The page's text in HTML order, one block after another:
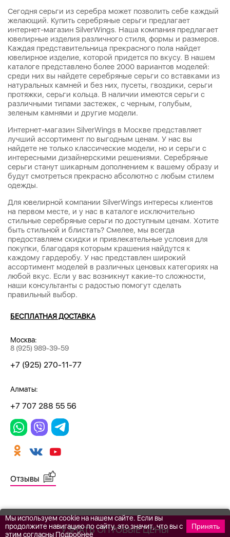
Сегодня серьги из серебра может позволить себе каждый
желающий. Купить серебряные серьги предлагает
интернет-магазин SilverWings. Наша компания предлагает
ювелирные изделия различного стиля, формы и размеров.
Каждая представительница прекрасного пола найдет
ювелирное изделие, которой придется по вкусу. В нашем
каталоге представлено более 2000 вариантов моделей:
среди них вы найдете серебряные серьги со вставками из
натуральных камней и без них, пусеты, гвоздики, серьги
протяжки, серьги кольца. В наличии имеются серьги с
различными типами застежек, с черным, голубым,
зеленым камнями и другие модели.
Интернет-магазин SilverWings в Москве представляет
лучший ассортимент по выгодным ценам. У нас вы
найдете не только классические модели, но и серьги с
интересными дизайнерскими решениями. Серебряные
серьги станут шикарным дополнением к вашему образу и
будут смотреться прекрасно абсолютно с любым стилем
одежды.
Для ювелирной компании SilverWings интересы клиентов
на первом месте, и у нас в каталоге исключительно
стильные серебряные серьги по доступным ценам. Хотите
быть стильной и блистать? Смелее, мы всегда
предоставляем скидки и привлекательные условия для
покупки, благодаря которым крашения найдутся к
каждому гардеробу. У нас представлен широкий
ассортимент моделей в различных ценовых категориях на
любой вкус. Если у вас возникнут какие-то сложности,
наши консультанты с радостью помогут сделать
правильный выбор.
БЕСПЛАТНАЯ ДОСТАВКА
Москва:
8 (925) 989-39-59
+7 (925) 270-11-77
Алматы:
+7 707 288 55 56
Отзывы
УЗНАТЬ ОПТОВЫЕ ЦЕНЫ
Мы используем cookie на нашем сайте. Если вы
продолжите навигацию по сайту, это значит, что вы с
этим согласны Подробнее
Принять